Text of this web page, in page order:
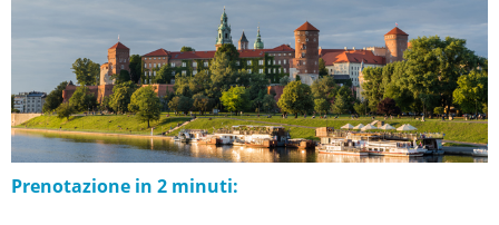
Prenotazione in 2 minuti: